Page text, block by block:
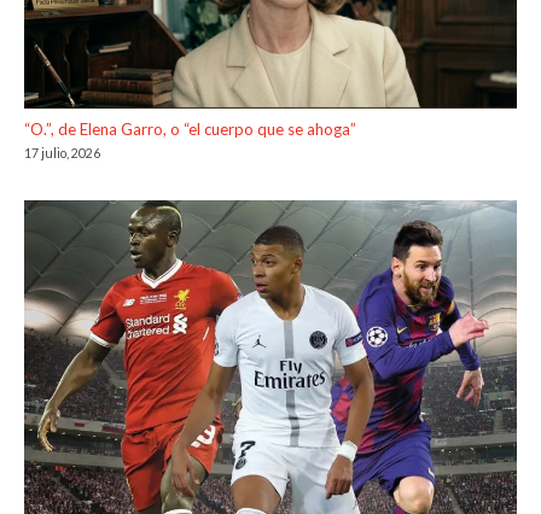
“O.”, de Elena Garro, o “el cuerpo que se ahoga”
17 julio, 2026